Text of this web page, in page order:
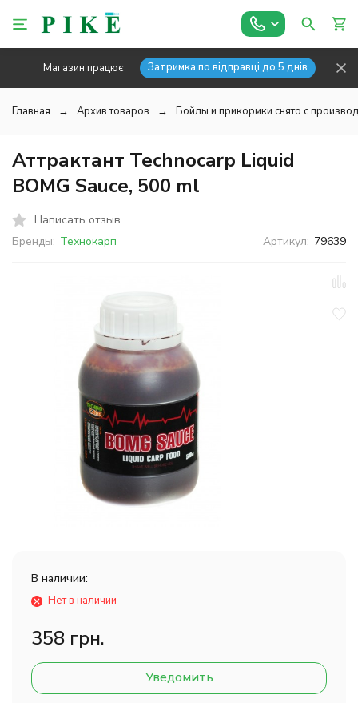
Магазин працює Затримка по відправці до 5 днів
Главная Архив товаров Бойлы и прикормки снято с
Аттрактант Technocarp Liquid
BOMG Sauce, 500 ml
Написать отзыв
Бренды: Технокарп Артикул: 79639
В наличии:
Нет в наличии
358 грн.
Уведомить